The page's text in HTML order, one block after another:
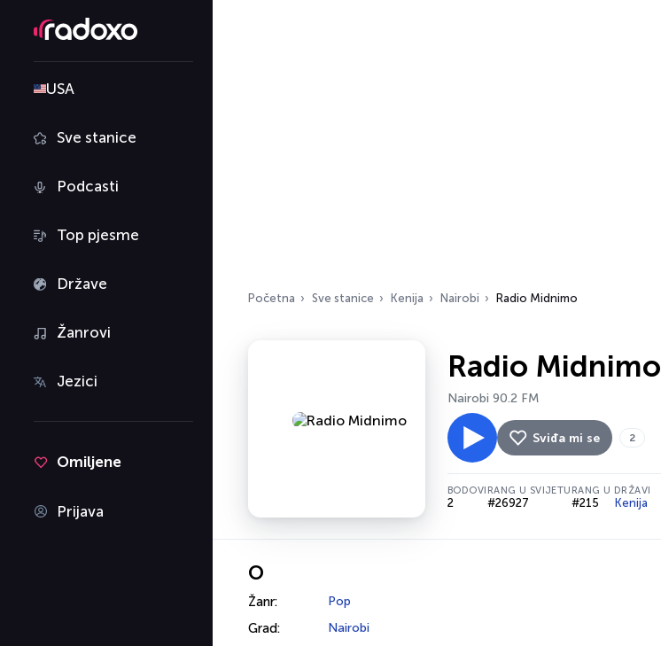
USA
Sve stanice
Podcasti
Top pjesme
Države
Žanrovi
Jezici
Omiljene
Prijava
Početna Sve stanice Kenija Nairobi Radio Midnimo
Radio Midnimo
Nairobi 90.2 FM
Sviđa mi se 2
BODOVI
2
RANG U SVIJETU
#26927
RANG U DRŽAVI
#215 Kenija
O
Žanr: Pop
Grad: Nairobi